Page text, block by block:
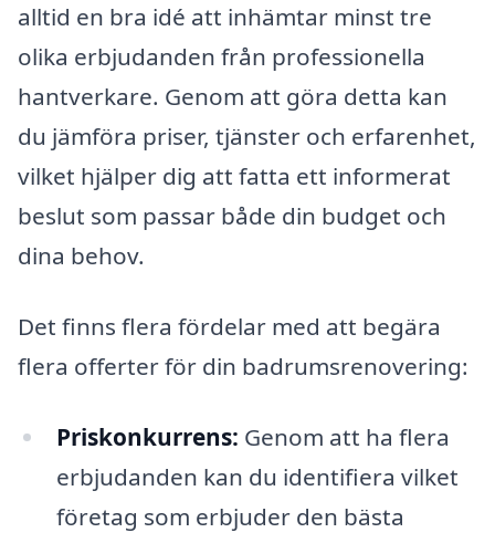
alltid en bra idé att inhämtar minst tre
olika erbjudanden från professionella
hantverkare. Genom att göra detta kan
du jämföra priser, tjänster och erfarenhet,
vilket hjälper dig att fatta ett informerat
beslut som passar både din budget och
dina behov.
Det finns flera fördelar med att begära
flera offerter för din badrumsrenovering:
Priskonkurrens: Genom att ha flera
erbjudanden kan du identifiera vilket
företag som erbjuder den bästa